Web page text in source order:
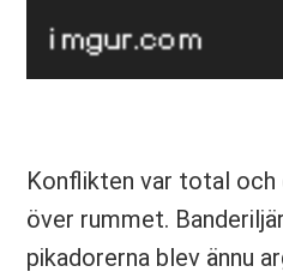
Konflikten var total
över rummet.
pikadorerna blev ännu